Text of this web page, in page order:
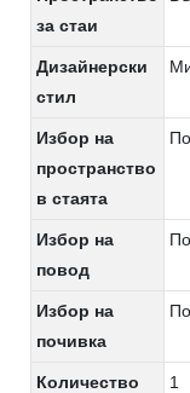
за стаи
Дизайнерски
стил
Избор на
пространство
в стаята
Избор на
повод
Избор на
почивка
Количество 1